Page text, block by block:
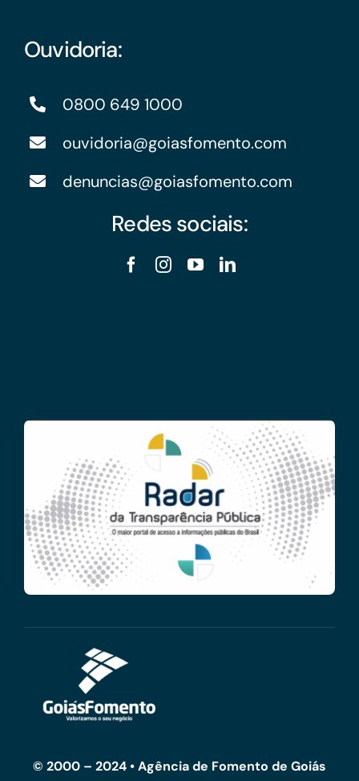
Ouvidoria:
0800 649 1000
ouvidoria@goiasfomento.com
denuncias@goiasfomento.com
Redes sociais:
© 2000 – 2024 • Agência de Fomento de Goiás